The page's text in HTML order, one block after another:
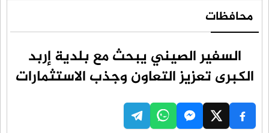
محافظات
السفير الصيني يبحث مع بلدية إربد
الكبرى تعزيز التعاون وجذب الاستثمارات